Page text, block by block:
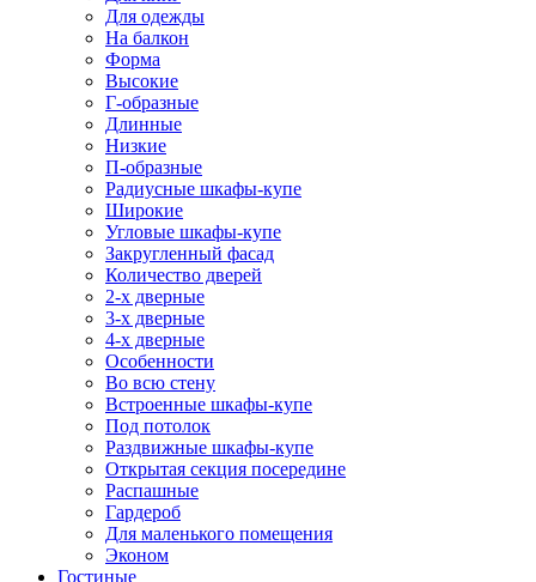
Для одежды
На балкон
Форма
Высокие
Г-образные
Длинные
Низкие
П-образные
Радиусные шкафы-купе
Широкие
Угловые шкафы-купе
Закругленный фасад
Количество дверей
2-х дверные
3-х дверные
4-х дверные
Особенности
Во всю стену
Встроенные шкафы-купе
Под потолок
Раздвижные шкафы-купе
Открытая секция посередине
Распашные
Гардероб
Для маленького помещения
Эконом
Гостиные